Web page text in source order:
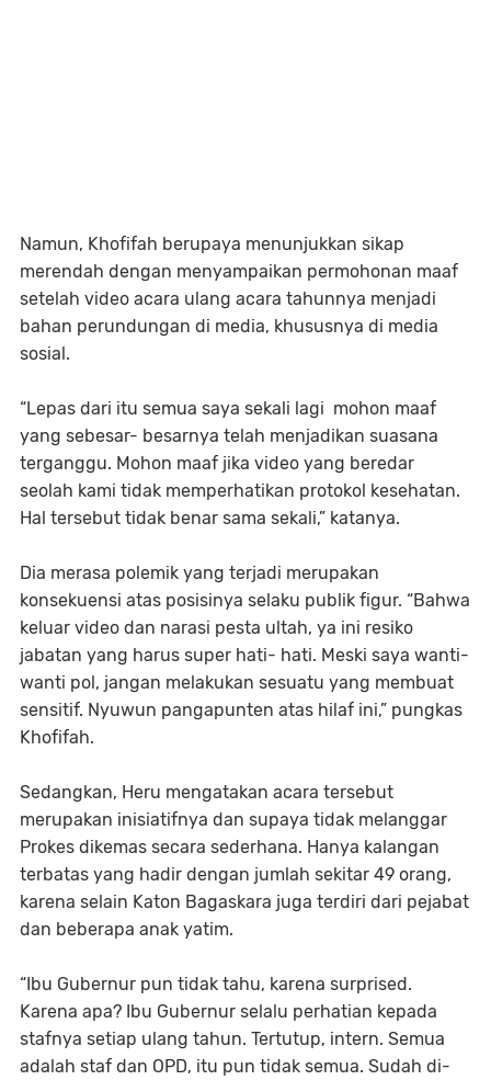
Namun, Khofifah berupaya menunjukkan sikap
merendah dengan menyampaikan permohonan maaf
setelah video acara ulang acara tahunnya menjadi
bahan perundungan di media, khususnya di media
sosial.
“Lepas dari itu semua saya sekali lagi mohon maaf
yang sebesar- besarnya telah menjadikan suasana
terganggu. Mohon maaf jika video yang beredar
seolah kami tidak memperhatikan protokol kesehatan.
Hal tersebut tidak benar sama sekali,” katanya.
Dia merasa polemik yang terjadi merupakan
konsekuensi atas posisinya selaku publik figur. “Bahwa
keluar video dan narasi pesta ultah, ya ini resiko
jabatan yang harus super hati- hati. Meski saya wanti-
wanti pol, jangan melakukan sesuatu yang membuat
sensitif. Nyuwun pangapunten atas hilaf ini,” pungkas
Khofifah.
Sedangkan, Heru mengatakan acara tersebut
merupakan inisiatifnya dan supaya tidak melanggar
Prokes dikemas secara sederhana. Hanya kalangan
terbatas yang hadir dengan jumlah sekitar 49 orang,
karena selain Katon Bagaskara juga terdiri dari pejabat
dan beberapa anak yatim.
“Ibu Gubernur pun tidak tahu, karena surprised.
Karena apa? Ibu Gubernur selalu perhatian kepada
stafnya setiap ulang tahun. Tertutup, intern. Semua
adalah staf dan OPD, itu pun tidak semua. Sudah di-